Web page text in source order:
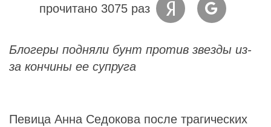
прочитано 3075 раз
Блогеры подняли бунт против звезды из-
за кончины ее супруга
Певица Анна Седокова после трагических